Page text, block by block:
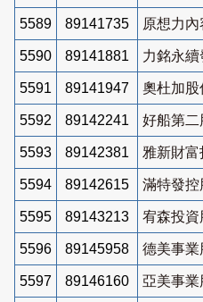
5589 89141735 原想力
5590 89141881 力銘永續
5591 89141947 奧杜加股
5592 89142241 好船第二
5593 89142381 雅新財富
5594 89142615 滿特發控
5595 89143213 宥森投資
5596 89145958 德美事業
5597 89146160 亞美事業